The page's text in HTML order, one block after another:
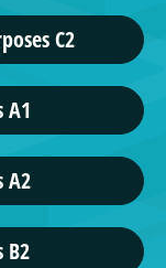
C2
A1
A2
B2